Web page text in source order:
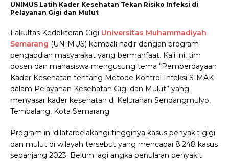
UNIMUS Latih Kader Kesehatan Tekan Risiko Infeksi di
Pelayanan Gigi dan Mulut
Fakultas Kedokteran Gigi Universitas Muhammadiyah
Semarang (UNIMUS) kembali hadir dengan program
pengabdian masyarakat yang bermanfaat. Kali ini, tim
dosen dan mahasiswa mengusung tema “Pemberdayaan
Kader Kesehatan tentang Metode Kontrol Infeksi SIMAK
dalam Pelayanan Kesehatan Gigi dan Mulut” yang
menyasar kader kesehatan di Kelurahan Sendangmulyo,
Tembalang, Kota Semarang.
Program ini dilatarbelakangi tingginya kasus penyakit gigi
dan mulut di wilayah tersebut yang mencapai 8.248 kasus
sepanjang 2023. Belum lagi angka penularan penyakit